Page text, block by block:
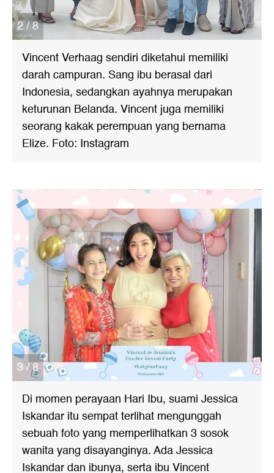
2 / 8
Vincent Verhaag sendiri diketahui memiliki
darah campuran. Sang ibu berasal dari
Indonesia, sedangkan ayahnya merupakan
keturunan Belanda. Vincent juga memiliki
seorang kakak perempuan yang bernama
Elize. Foto: Instagram
3 / 8
Di momen perayaan Hari Ibu, suami Jessica
Iskandar itu sempat terlihat mengunggah
sebuah foto yang memperlihatkan 3 sosok
wanita yang disayanginya. Ada Jessica
Iskandar dan ibunya, serta ibu Vincent